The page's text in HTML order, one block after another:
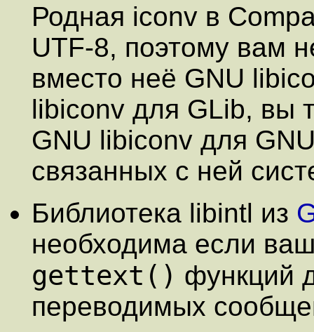
Родная iconv в
UTF-8, поэтому вам
вместо неё GNU
libiconv для GLib, вы
GNU libiconv для
связанных с ней
Библиотека libintl из
необходима если
gettext() функций
переводимых